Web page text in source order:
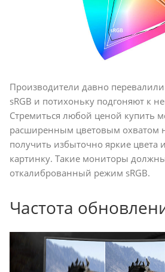
Производители давно перевалили
sRGB и потихоньку подгоняют к
Стремиться любой ценой купить
расширенным цветовым охватом
получить избыточно яркие
картинку. Такие мониторы
откалиброванный режим sRGB.
Частота